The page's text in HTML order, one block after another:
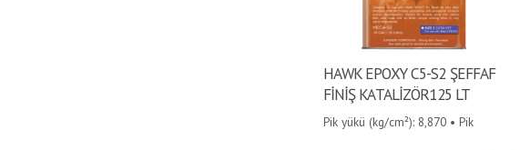
HAWK EPOXY C5-S2 ŞEFFAF
FİNİŞ KATALİZÖR125 LT
Pik yükü (kg/cm²): 8,870 • Pik